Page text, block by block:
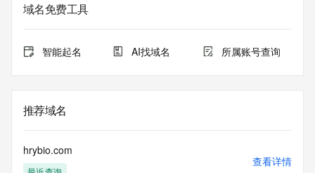
域名免费工具
智能起名 AI找域名 所属账号查询
推荐域名
hrybio.com
查看详情